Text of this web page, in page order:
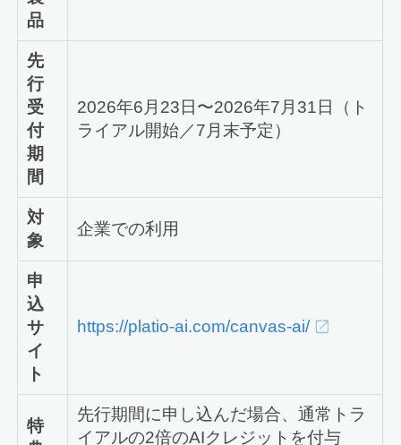
品
先
行
受
付
期
間
2026年6月23日〜2026年7月31日（ト
ライアル開始／7月末予定）
対
象
企業での利用
申
込
サ
イ
ト
https://platio-ai.com/canvas-ai/
特
先行期間に申し込んだ場合、通常トラ
イアルの2倍のAIクレジットを付与